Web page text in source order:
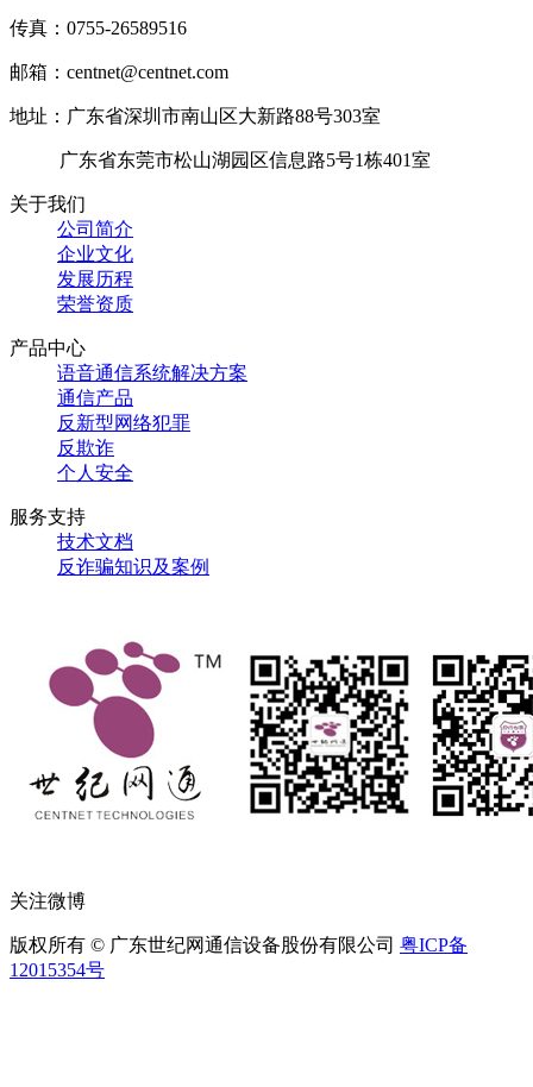
传真：0755-26589516
邮箱：centnet@centnet.com
地址：广东省深圳市南山区大新路88号303室
广东省东莞市松山湖园区信息路5号1栋401室
关于我们
公司简介
企业文化
发展历程
荣誉资质
产品中心
语音通信系统解决方案
通信产品
反新型网络犯罪
反欺诈
个人安全
服务支持
技术文档
反诈骗知识及案例
关注微博
版权所有 © 广东世纪网通信设备股份有限公司 粤ICP备
12015354号